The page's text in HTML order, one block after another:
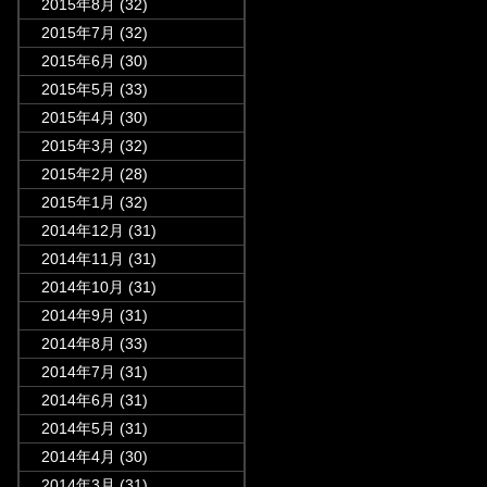
2015年8月 (32)
2015年7月 (32)
2015年6月 (30)
2015年5月 (33)
2015年4月 (30)
2015年3月 (32)
2015年2月 (28)
2015年1月 (32)
2014年12月 (31)
2014年11月 (31)
2014年10月 (31)
2014年9月 (31)
2014年8月 (33)
2014年7月 (31)
2014年6月 (31)
2014年5月 (31)
2014年4月 (30)